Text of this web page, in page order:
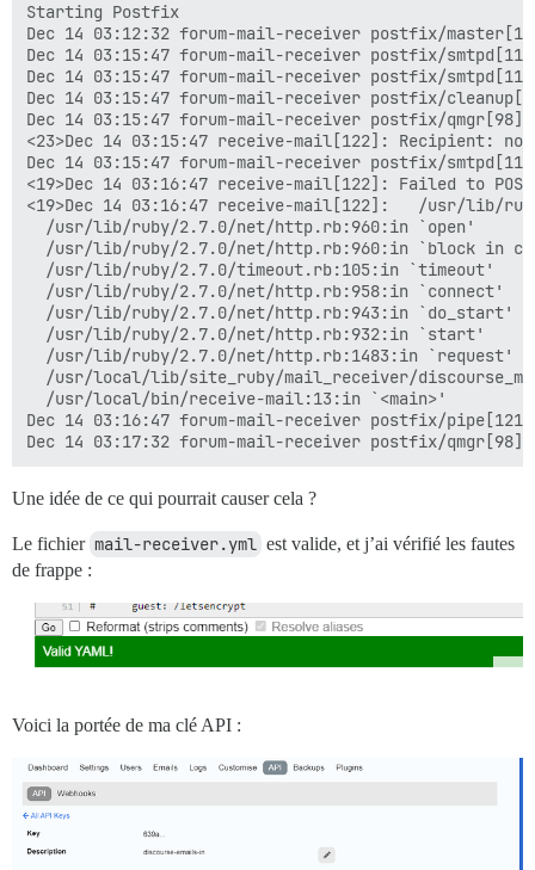
Starting Postfix
Dec 14 03:12:32 forum-mail-receiver postfix/
Dec 14 03:15:47 forum-mail-receiver postfix/
Dec 14 03:15:47 forum-mail-receiver postfix/
Dec 14 03:15:47 forum-mail-receiver postfix/
Dec 14 03:15:47 forum-mail-receiver postfix/qmgr[98]:
<23>Dec 14 03:15:47 receive-mail[122]: Recipient:
Dec 14 03:15:47 forum-mail-receiver postfix/
<19>Dec 14 03:16:47 receive-mail[122]: Failed to
<19>Dec 14 03:16:47 receive-mail[122]:   /usr/
  /usr/lib/ruby/2.7.0/net/http.rb:960:in `open'
/usr/lib/ruby/2.7.0/net/http.rb:960:in `block in
  /usr/lib/ruby/2.7.0/timeout.rb:105:in `timeout'
  /usr/lib/ruby/2.7.0/net/http.rb:958:in `connect'
  /usr/lib/ruby/2.7.0/net/http.rb:943:in `do_start'
  /usr/lib/ruby/2.7.0/net/http.rb:932:in `start'
  /usr/lib/ruby/2.7.0/net/http.rb:1483:in `request'
/usr/local/lib/site_ruby/mail_receiver/
  /usr/local/bin/receive-mail:13:in `<main>'
Dec 14 03:16:47 forum-mail-receiver postfix/
Une idée de ce qui pourrait causer cela ?
Le fichier mail-receiver.yml est valide, et j’ai vérifié les fautes
de frappe :
Voici la portée de ma clé API :